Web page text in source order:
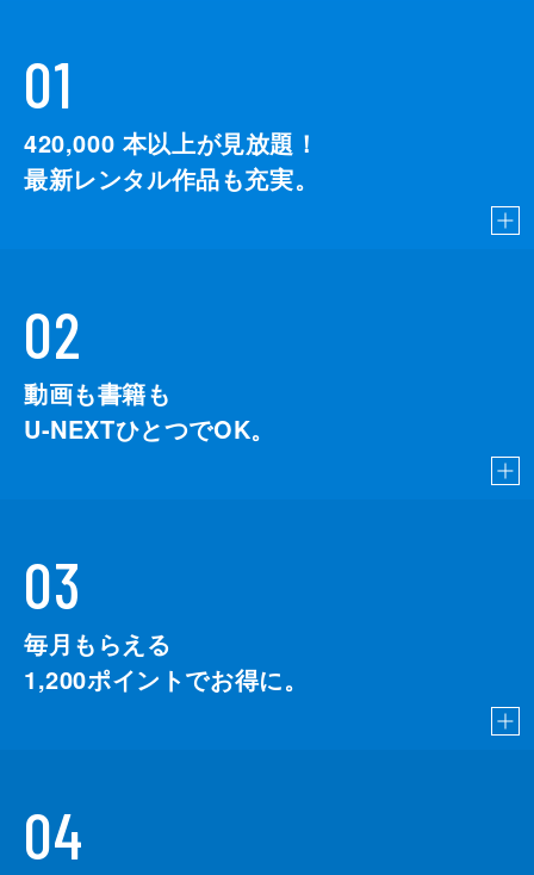
01
420,000 本以上が見放題！
最新レンタル作品も充実。
02
動画も書籍も
U-NEXTひとつでOK。
03
毎月もらえる
1,200ポイントでお得に。
04